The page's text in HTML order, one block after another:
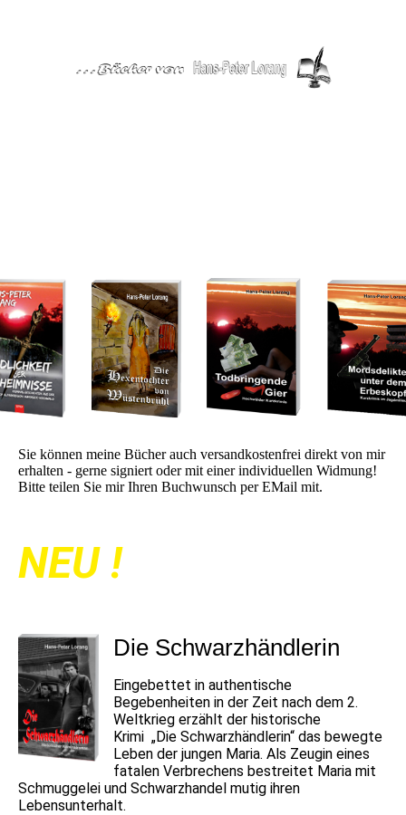
Sie können meine Bücher auch versandkostenfrei direkt von mir
erhalten - gerne signiert oder mit einer individuellen Widmung!
Bitte teilen Sie mir Ihren Buchwunsch per EMail mit.
NEU !
Die Schwarzhändlerin
Eingebettet in authentische
Begebenheiten in der Zeit nach dem 2.
Weltkrieg erzählt der historische
Krimi „Die Schwarzhändlerin“ das bewegte
Leben der jungen Maria. Als Zeugin eines
fatalen Verbrechens bestreitet Maria mit
Schmuggelei und Schwarzhandel mutig ihren
Lebensunterhalt.